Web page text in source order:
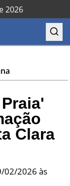
2026
Clara
02/2026 às